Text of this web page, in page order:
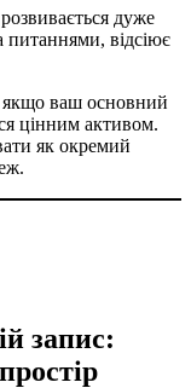
дуже
відсіює
якщо ваш основний
цінним активом.
як окремий
запис: